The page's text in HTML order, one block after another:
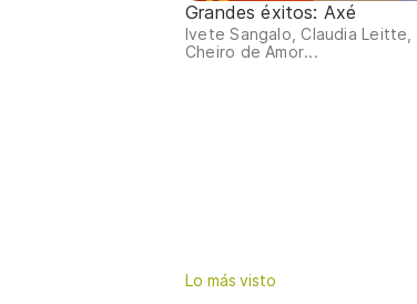
Grandes éxitos: Axé
Ivete Sangalo, Claudia Leitte,
Cheiro de Amor...
Lo más visto